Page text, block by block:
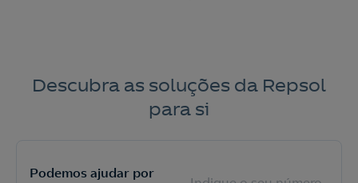
Descubra as soluções da Repsol
para si
Podemos ajudar por